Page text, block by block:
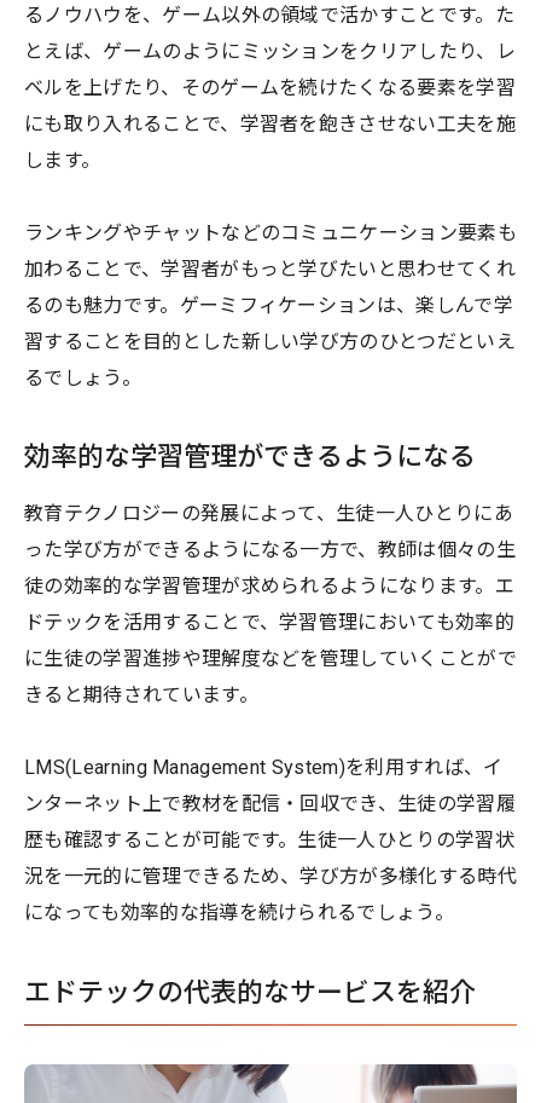
るノウハウを、ゲーム以外の領域で活かすことです。た
とえば、ゲームのようにミッションをクリアしたり、レ
ベルを上げたり、そのゲームを続けたくなる要素を学習
にも取り入れることで、学習者を飽きさせない工夫を施
します。
ランキングやチャットなどのコミュニケーション要素も
加わることで、学習者がもっと学びたいと思わせてくれ
るのも魅力です。ゲーミフィケーションは、楽しんで学
習することを目的とした新しい学び方のひとつだといえ
るでしょう。
効率的な学習管理ができるようになる
教育テクノロジーの発展によって、生徒一人ひとりにあ
った学び方ができるようになる一方で、教師は個々の生
徒の効率的な学習管理が求められるようになります。エ
ドテックを活用することで、学習管理においても効率的
に生徒の学習進捗や理解度などを管理していくことがで
きると期待されています。
LMS(Learning Management System)を利用すれば、イ
ンターネット上で教材を配信・回収でき、生徒の学習履
歴も確認することが可能です。生徒一人ひとりの学習状
況を一元的に管理できるため、学び方が多様化する時代
になっても効率的な指導を続けられるでしょう。
エドテックの代表的なサービスを紹介